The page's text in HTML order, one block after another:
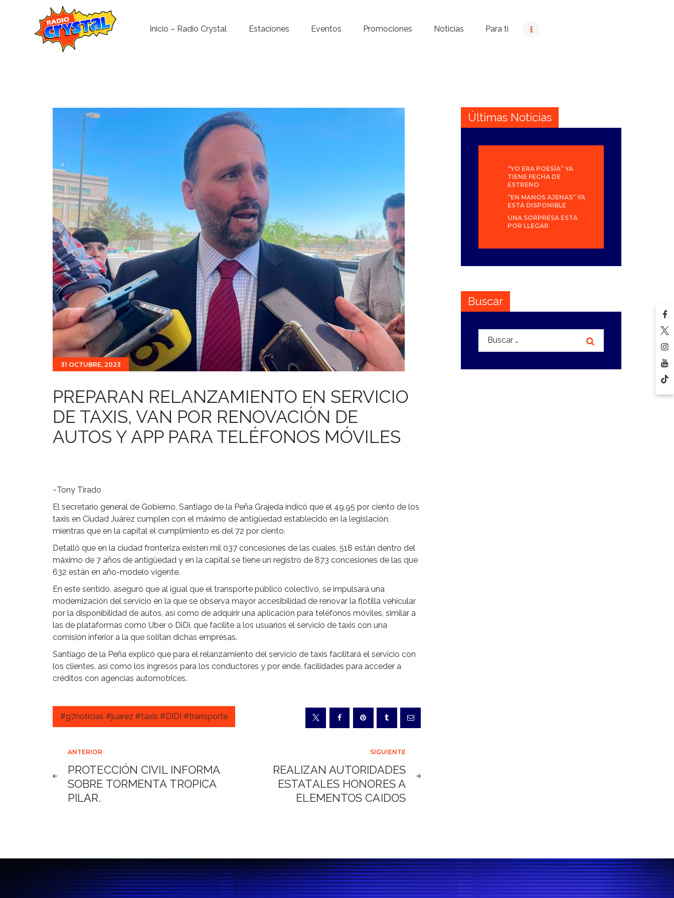
Inicio – Radio Crystal Estaciones Eventos Promociones Noticias Para ti
Noticias
Para ti
Contacto
31 OCTUBRE, 2023
PREPARAN RELANZAMIENTO EN SERVICIO
DE TAXIS, VAN POR RENOVACIÓN DE
AUTOS Y APP PARA TELÉFONOS MÓVILES
~Tony Tirado
El secretario general de Gobierno, Santiago de la Peña Grajeda indicó que el 49.95 por ciento de los
taxis en Ciudad Juárez cumplen con el máximo de antigüedad establecido en la legislación,
mientras que en la capital el cumplimiento es del 72 por ciento.
Detalló que en la ciudad fronteriza existen mil 037 concesiones de las cuales, 518 están dentro del
máximo de 7 años de antigüedad y en la capital se tiene un registro de 873 concesiones de las que
632 están en año-modelo vigente.
En este sentido, aseguró que al igual que el transporte público colectivo, se impulsará una
modernización del servicio en la que se observa mayor accesibilidad de renovar la flotilla vehicular
por la disponibilidad de autos, así como de adquirir una aplicación para teléfonos móviles, similar a
las de plataformas como Uber o DiDi, que facilite a los usuarios el servicio de taxis con una
comisión inferior a la que solitan dichas empresas.
Santiago de la Peña explicó que para el relanzamiento del servicio de taxis facilitará el servicio con
los clientes, así como los ingresos para los conductores y por ende, facilidades para acceder a
créditos con agencias automotrices.
#g7noticias #juarez #taxis #DIDI #transporte
Navegación
de
entradas
ANTERIOR
PROTECCIÓN CIVIL INFORMA
SOBRE TORMENTA TROPICA
PILAR.
SIGUIENTE
REALIZAN AUTORIDADES
ESTATALES HONORES A
ELEMENTOS CAIDOS
Últimas Noticias
“YO ERA POESÍA” YA
TIENE FECHA DE
ESTRENO
“EN MANOS AJENAS” YA
ESTÁ DISPONIBLE
UNA SORPRESA ESTÁ
POR LLEGAR
Buscar
Buscar: